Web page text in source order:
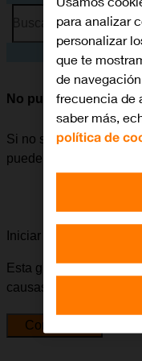
Busca por problema o
No puedo escuchar
Si no se pueden
puede haber varias
Iniciar la guía para
Esta guía te va a
causas y soluciones al
Comenzar
para analizar
personalizar
que te
de
frecuencia de
saber más,
política de